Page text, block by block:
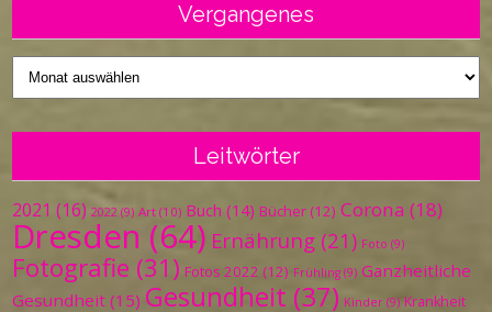
Vergangenes
Vergangenes
Leitwörter
2021 (16) 2022 (9) Art (10) Buch (14) Bücher (12) Corona (18)
Dresden (64) Ernährung (21) Foto (9)
Fotografie (31) Fotos 2022 (12) Frühling (9) Ganzheitliche
Gesundheit (15) Gesundheit (37) Kinder (9) Krankheit